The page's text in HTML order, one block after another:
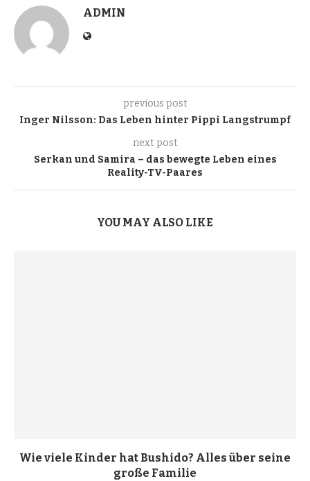
ADMIN
previous post
Inger Nilsson: Das Leben hinter Pippi Langstrumpf
next post
Serkan und Samira – das bewegte Leben eines
Reality-TV-Paares
YOU MAY ALSO LIKE
Wie viele Kinder hat Bushido? Alles über seine
große Familie